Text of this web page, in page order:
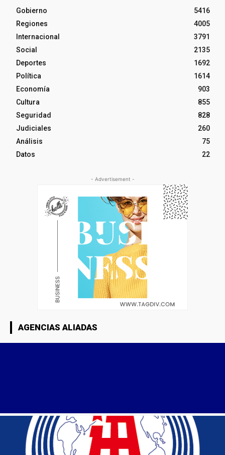
Gobierno
5416
Regiones
4005
Internacional
3791
Social
2135
Deportes
1692
Política
1614
Economía
903
Cultura
855
Seguridad
828
Judiciales
260
Análisis
75
Datos
22
- Advertisement -
AGENCIAS ALIADAS